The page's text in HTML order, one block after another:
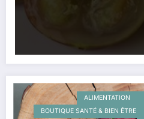
ALIMENTATION
BOUTIQUE SANTÉ & BIEN ÊTRE